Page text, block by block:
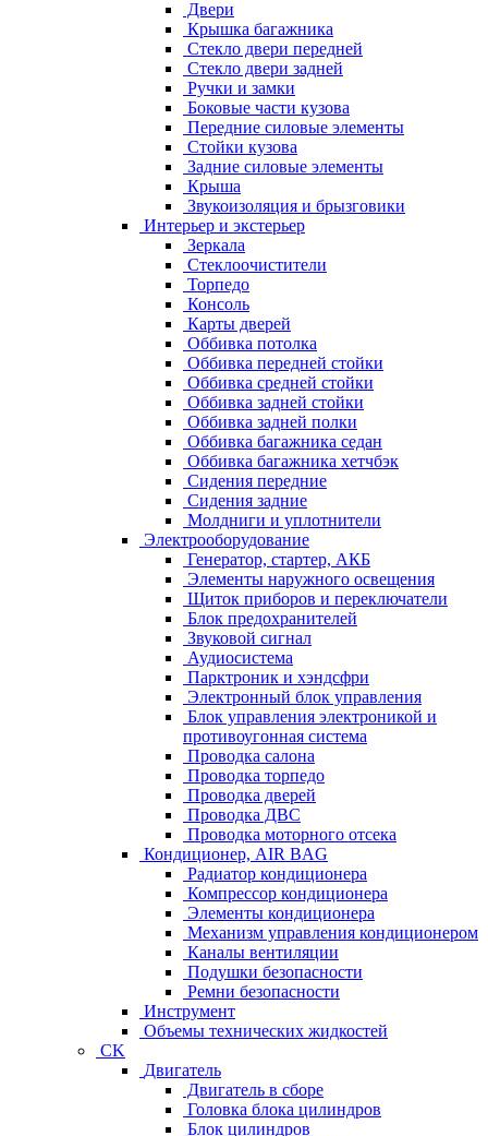
Двери
Крышка багажника
Стекло двери передней
Стекло двери задней
Ручки и замки
Боковые части кузова
Передние силовые элементы
Стойки кузова
Задние силовые элементы
Крыша
Звукоизоляция и брызговики
Интерьер и экстерьер
Зеркала
Стеклоочистители
Торпедо
Консоль
Карты дверей
Оббивка потолка
Оббивка передней стойки
Оббивка средней стойки
Оббивка задней стойки
Оббивка задней полки
Оббивка багажника седан
Оббивка багажника хетчбэк
Сидения передние
Сидения задние
Молдниги и уплотнители
Электрооборудование
Генератор, стартер, АКБ
Элементы наружного освещения
Щиток приборов и переключатели
Блок предохранителей
Звуковой сигнал
Аудиосистема
Парктроник и хэндсфри
Электронный блок управления
Блок управления электроникой и
противоугонная система
Проводка салона
Проводка торпедо
Проводка дверей
Проводка ДВС
Проводка моторного отсека
Кондиционер, AIR BAG
Радиатор кондиционера
Компрессор кондиционера
Элементы кондиционера
Механизм управления кондиционером
Каналы вентиляции
Подушки безопасности
Ремни безопасности
Инструмент
Объемы технических жидкостей
CK
Двигатель
Двигатель в сборе
Головка блока цилиндров
Блок цилиндров